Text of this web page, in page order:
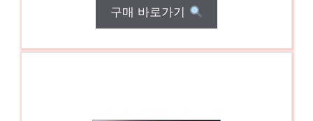
구매 바로가기